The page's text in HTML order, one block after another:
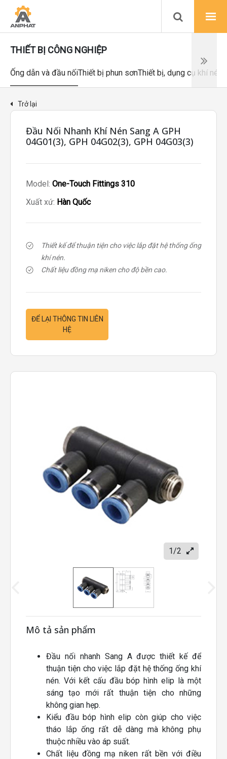
THIẾT BỊ CÔNG NGHIỆP
Ống dẫn và đầu nốiThiết bị phun sơnThiết bị, dụng cụ khí nén
Trở lại
1/2
Mô tả sản phẩm
Đầu nối nhanh Sang A được thiết kế để
thuận tiện cho việc lắp đặt hệ thống ống khí
nén. Với kết cấu đầu bóp hình elip là một
sáng tạo mới rất thuận tiện cho những
không gian hẹp.
Kiểu đầu bóp hình elip còn giúp cho việc
tháo lắp ống rất dễ dàng mà không phụ
thuộc nhiều vào áp suất.
Chất liệu đồng mạ niken rất bền với điều
Đầu Nối Nhanh Khí Nén Sang A GPH
04G01(3), GPH 04G02(3), GPH 04G03(3)
Model: One-Touch Fittings 310
Xuất xứ: Hàn Quốc
Thiết kế để thuận tiện cho việc lắp đặt hệ thống ống
khí nén.
Chất liệu đồng mạ niken cho độ bền cao.
ĐỂ LẠI THÔNG TIN LIÊN
HỆ